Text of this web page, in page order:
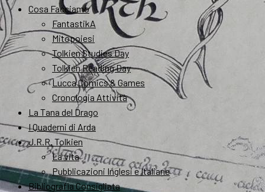
Cosa Facciamo
FantastikA
Mitopoiesi
Tolkien Studies Day
Tolkien Reading Day
Lucca Comics & Games
Cronologia Attività
La Tana del Drago
I Quaderni di Arda
J.R.R. Tolkien
La vita
Pubblicazioni Inglesi e Italiane
Bibliografia Consigliata